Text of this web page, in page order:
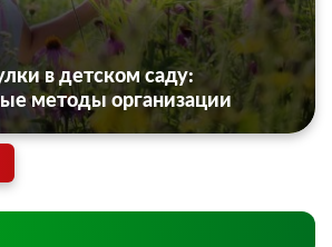
в детском саду:
методы организации